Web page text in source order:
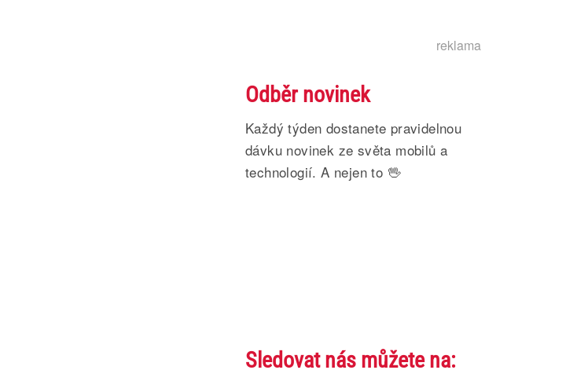
reklama
Odběr novinek
Každý týden dostanete pravidelnou
dávku novinek ze světa mobilů a
technologií. A nejen to 🖖
Sledovat nás můžete na: